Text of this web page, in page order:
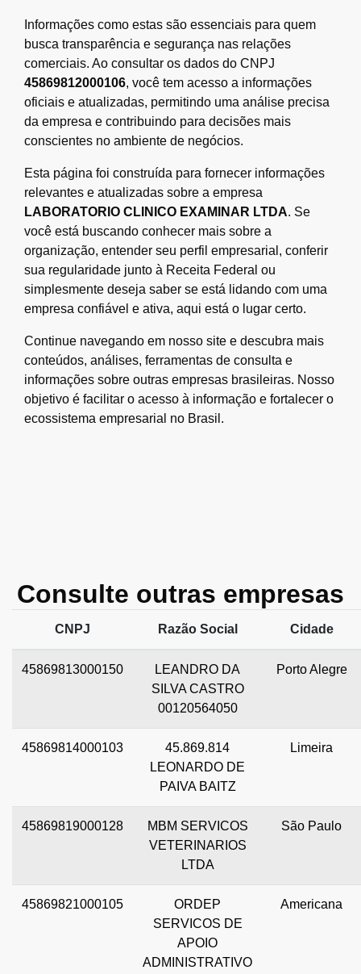
Informações como estas são essenciais para quem
busca transparência e segurança nas relações
comerciais. Ao consultar os dados do CNPJ
45869812000106, você tem acesso a informações
oficiais e atualizadas, permitindo uma análise precisa
da empresa e contribuindo para decisões mais
conscientes no ambiente de negócios.
Esta página foi construída para fornecer informações
relevantes e atualizadas sobre a empresa
LABORATORIO CLINICO EXAMINAR LTDA. Se
você está buscando conhecer mais sobre a
organização, entender seu perfil empresarial, conferir
sua regularidade junto à Receita Federal ou
simplesmente deseja saber se está lidando com uma
empresa confiável e ativa, aqui está o lugar certo.
Continue navegando em nosso site e descubra mais
conteúdos, análises, ferramentas de consulta e
informações sobre outras empresas brasileiras. Nosso
objetivo é facilitar o acesso à informação e fortalecer o
ecossistema empresarial no Brasil.
Consulte outras empresas
CNPJ Razão Social Cidade
45869813000150
LEANDRO DA
SILVA CASTRO
00120564050
Porto Alegre
45869814000103
45.869.814
LEONARDO DE
PAIVA BAITZ
Limeira
45869819000128
MBM SERVICOS
VETERINARIOS
LTDA
São Paulo
45869821000105
ORDEP
SERVICOS DE
APOIO
ADMINISTRATIVO
Americana